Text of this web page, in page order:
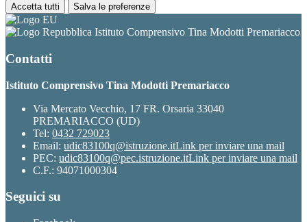
Accetta tutti Salva le preferenze
Istituto Comprensivo Tina Modotti Premariacco
Contatti
Istituto Comprensivo Tina Modotti Premariacco
Via Mercato Vecchio, 17 FR. Orsaria 33040
PREMARIACCO (UD)
Tel: 0432 729023
Email: udic83100q@istruzione.itLink per inviare una mail
PEC: udic83100q@pec.istruzione.itLink per inviare una mail
C.F.: 94071000304
Seguici su